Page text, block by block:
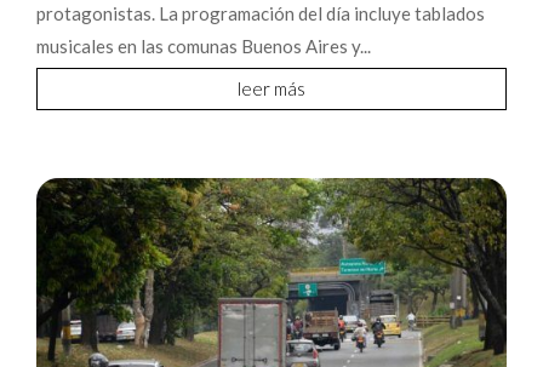
protagonistas. La programación del día incluye tablados
musicales en las comunas Buenos Aires y...
leer más